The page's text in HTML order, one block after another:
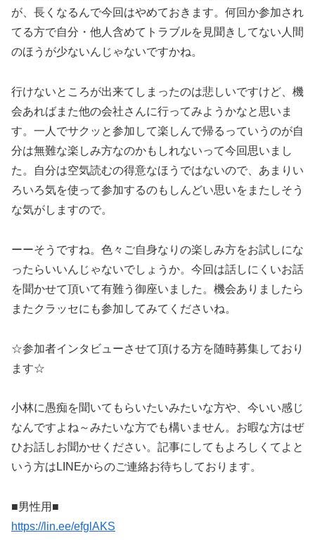
が、長くなるんで今回はやめておきます。何回か参加され
てる方で自分・他人含めてトラブルを見聞きしてない人間
のほうが少ないんじゃないですかね。
行けないところが出来てしまったのは悲しいですけど、機
会あればまた他の会社さんに行ってみようかなと思いま
す。一人でサクッと参加して楽しんで帰るっていうのが自
分は無難な楽しみ方なのかもしれないって今回思いまし
た。自分は空気読むの得意なほうではないので、あまりい
ろいろ気を使って参加するのもしんどい思いをまたしそう
な気がしますので。
ーーそうですね。色々ご自身なりの楽しみ方をお試しにな
ったらいいんじゃないでしょうか。今回は話しにくいお話
を聞かせて頂いて有難う御座いました。機会ありましたら
またクラッセにも参加してみてくださいね。
☆参加者インタビューさせて頂ける方を随時募集しており
ます☆
小林に愚痴を聞いてもらいたいみたいな方や、今いい感じ
なんですよね～みたいな方でも構いません。お暇な方はぜ
ひお話しお聞かせください。記事にしてもよろしくてよと
いう方はLINEからのご連絡お待ちしております。
■男性用■
https://lin.ee/efglAKS